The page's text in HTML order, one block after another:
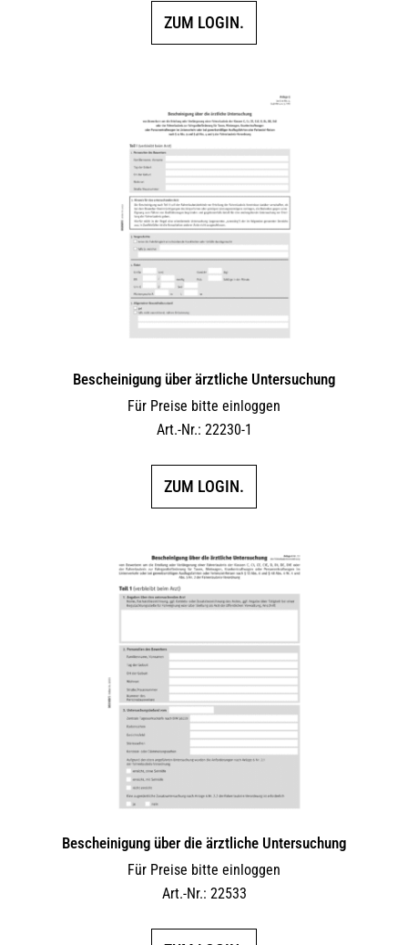
ZUM LOGIN.
Bescheinigung über ärztliche Untersuchung
Für Preise bitte einloggen
Art.-Nr.: 22230-1
ZUM LOGIN.
Bescheinigung über die ärztliche Untersuchung
Für Preise bitte einloggen
Art.-Nr.: 22533